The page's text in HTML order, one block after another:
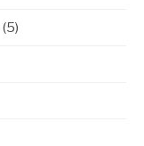
(5)